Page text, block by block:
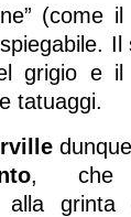
(come
grigio e il
tatuaggi.
, che
alla grinta